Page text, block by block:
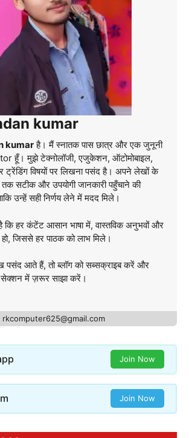
kumar
kumarहै। मैं स्नातक पास छात्र और एक जुनूनी
हूँ। मुझे टेक्नोलॉजी, एजुकेशन, ऑटोमोबाइल,
ट्रेंडिंग विषयों पर लिखना पसंद है। अपने लेखों के
तक सटीक और उपयोगी जानकारी पहुँचाने की
उन्हें सही निर्णय लेने में मदद मिले।
कि हर कंटेंट आसान भाषा में, वास्तविक अनुभवों और
हो, जिससे हर पाठक को लाभ मिले।
पसंद आते हैं, तो ब्लॉग को सब्सक्राइब करें और
में ज़रूर साझा करें।
rkcomputer625@gmail.com
Join Now
Join Now